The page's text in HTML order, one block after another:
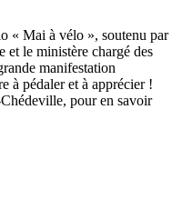
« Mai à vélo », soutenu par
et le ministère chargé des
manifestation
à pédaler et à apprécier !
pour en savoir